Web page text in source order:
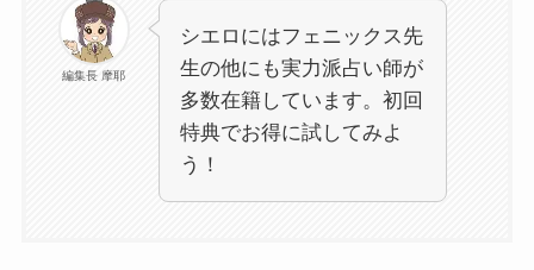
編集長 摩耶
シエロにはフェニックス先
生の他にも実力派占い師が
多数在籍しています。初回
特典でお得に試してみよ
う！